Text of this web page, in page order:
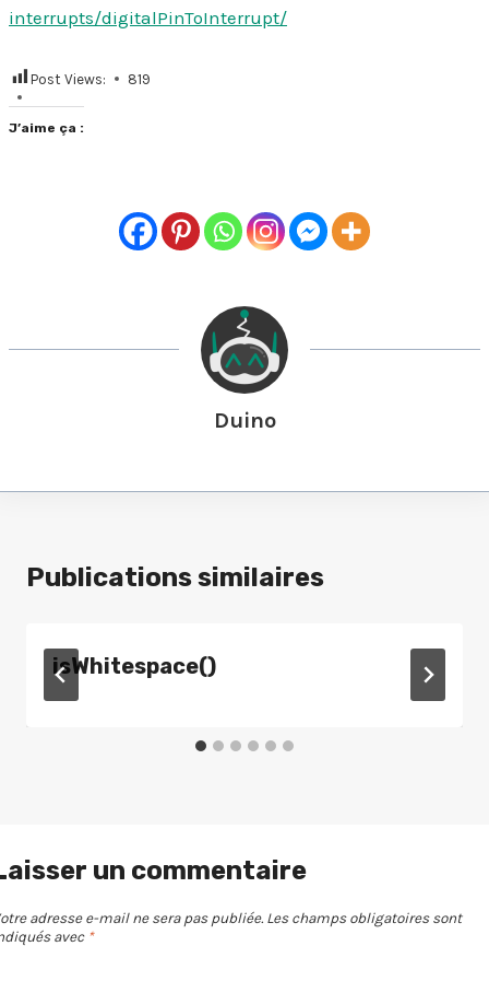
interrupts/digitalPinToInterrupt/
Post Views: 819
J’aime ça :
Duino
Publications similaires
isWhitespace()
un commentaire
adresse e-mail ne sera pas publiée. Les champs obligatoires sont
avec *